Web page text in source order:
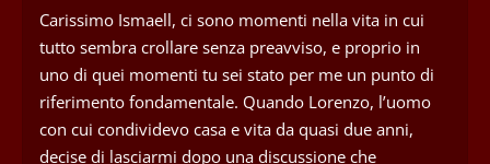
Carissimo Ismaell, ci sono momenti nella vita in cui
tutto sembra crollare senza preavviso, e proprio in
uno di quei momenti tu sei stato per me un punto di
riferimento fondamentale. Quando Lorenzo, l’uomo
con cui condividevo casa e vita da quasi due anni,
decise di lasciarmi dopo una discussione che